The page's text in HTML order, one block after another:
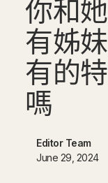
你和她
有姊妹
有的特
嗎
Editor Team
June 29, 2024